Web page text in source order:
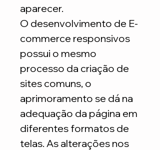
aparecer.
O desenvolvimento de E-
commerce responsivos
possui o mesmo
processo da criação de
sites comuns, o
aprimoramento se dá na
adequação da página em
diferentes formatos de
telas. As alterações nos